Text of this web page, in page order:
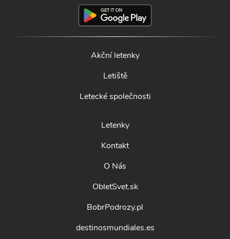
Akční letenky
Letiště
Letecké společnosti
Letenky
Kontakt
O Nás
ObletSvet.sk
BobrPodrozy.pl
destinosmundiales.es